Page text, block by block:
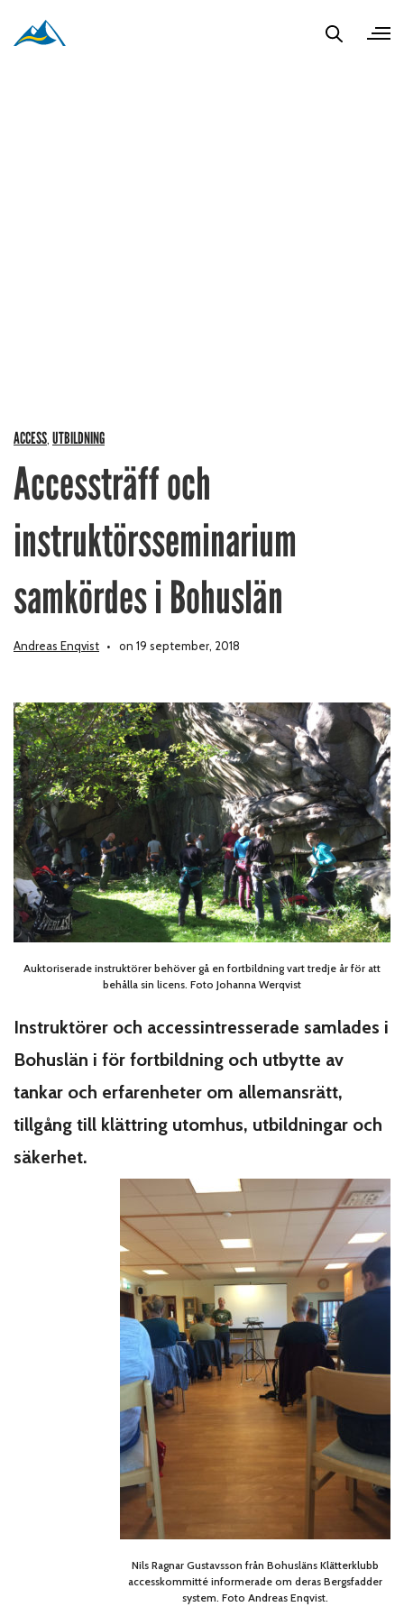
ACCESS UTBILDNING
Accessträff och
instruktörsseminarium
samkördes i Bohuslän
Andreas Enqvist on 19 september, 2018
Auktoriserade instruktörer behöver gå en fortbildning vart tredje år för att
behålla sin licens. Foto Johanna Werqvist
Instruktörer och accessintresserade samlades i
Bohuslän i för fortbildning och utbytte av
tankar och erfarenheter om allemansrätt,
tillgång till klättring utomhus, utbildningar och
säkerhet.
Nils Ragnar Gustavsson från Bohusläns Klätterklubb
accesskommitté informerade om deras Bergsfadder
system. Foto Andreas Enqvist.